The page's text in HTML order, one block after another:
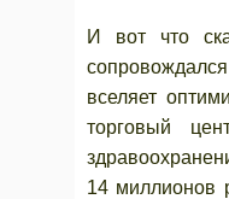
И вот что
вселяет
торговый
14 миллионов